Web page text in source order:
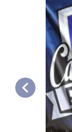
chevron_left